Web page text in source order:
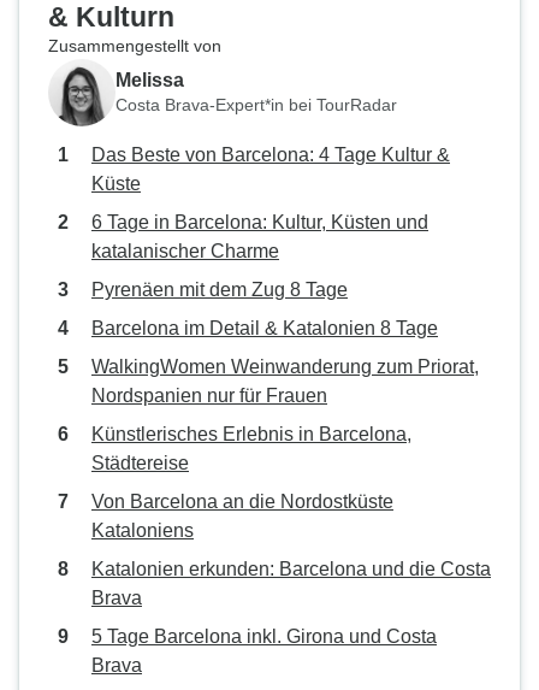
& Kulturn
Zusammengestellt von
Melissa
Costa Brava-Expert*in bei TourRadar
Das Beste von Barcelona: 4 Tage Kultur &
Küste
6 Tage in Barcelona: Kultur, Küsten und
katalanischer Charme
Pyrenäen mit dem Zug 8 Tage
Barcelona im Detail & Katalonien 8 Tage
WalkingWomen Weinwanderung zum Priorat,
Nordspanien nur für Frauen
Künstlerisches Erlebnis in Barcelona,
Städtereise
Von Barcelona an die Nordostküste
Kataloniens
Katalonien erkunden: Barcelona und die Costa
Brava
5 Tage Barcelona inkl. Girona und Costa
Brava